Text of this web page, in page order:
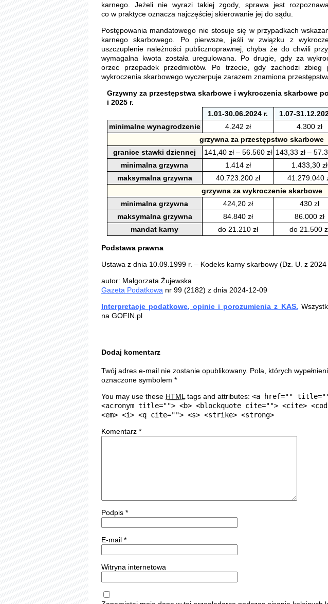
karnego. Jeżeli nie wyrazi takiej zgody, sprawa jest
co w praktyce oznacza najczęściej skierowanie jej do sądu.
Postępowania mandatowego nie stosuje się w przypadkach
karnego skarbowego. Po pierwsze, jeśli w związku z
uszczuplenie należności publicznoprawnej, chyba że do chwili
wymagalna kwota została uregulowana. Po drugie, gdy za
orzec przepadek przedmiotów. Po trzecie, gdy zachodzi zbieg
wykroczenia skarbowego wyczerpuje zarazem znamiona
Grzywny za przestępstwa skarbowe i wykroczenia skarbowe
i 2025 r.
1.01-30.06.2024 r.
1.07-
minimalne wynagrodzenie
4.242 zł 4.300 zł
grzywna za przestępstwo skarbowe
granice stawki dziennej
141,40 zł – 56.560 zł 143,33 zł –
minimalna grzywna
1.414 zł 1.433,30 zł
maksymalna grzywna
40.723.200 zł 41.279.040
grzywna za wykroczenie skarbowe
minimalna grzywna
424,20 zł 430 zł
maksymalna grzywna
84.840 zł 86.000 zł
mandat karny
do 21.210 zł do 21.500
Podstawa prawna
Ustawa z dnia 10.09.1999 r. – Kodeks karny skarbowy (Dz. U. z
autor: Małgorzata Żujewska
Gazeta Podatkowa nr 99 (2182) z dnia 2024-12-09
Interpretacje podatkowe, opinie i porozumienia z KAS.
na GOFIN.pl
Dodaj komentarz
Twój adres e-mail nie zostanie opublikowany. Pola, których
oznaczone symbolem *
You may use these HTMLtags and attributes: <a href=""
<acronym title=""> <b> <blockquote cite=""> <cite>
<em> <i> <q cite=""> <s> <strike> <strong>
Komentarz *
Podpis *
E-mail *
Witryna internetowa